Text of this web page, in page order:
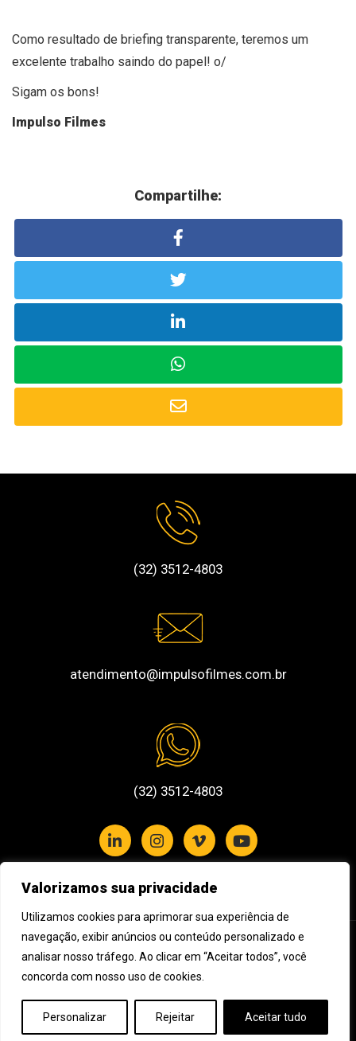
Valorizamos sua privacidade
Utilizamos cookies para aprimorar sua experiência de
navegação, exibir anúncios ou conteúdo personalizado e
analisar nosso tráfego. Ao clicar em “Aceitar todos”, você
concorda com nosso uso de cookies.
Personalizar Rejeitar Aceitar tudo
Como resultado de briefing transparente, teremos um
excelente trabalho saindo do papel! o/
Sigam os bons!
Impulso Filmes
Compartilhe:
(32) 3512-4803
atendimento@impulsofilmes.com.br
(32) 3512-4803
Política de Privacidade e Cookies
Assine nossa newsletter
Cadastre seu e-mail e receba novidades da Impulso Filmes